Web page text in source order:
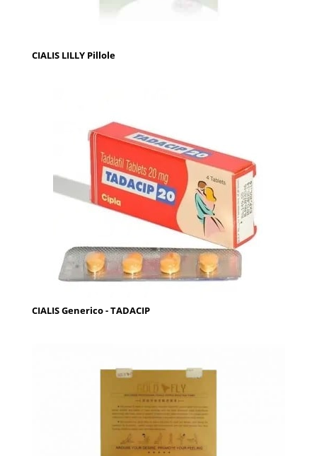
CIALIS LILLY Pillole
CIALIS Generico - TADACIP